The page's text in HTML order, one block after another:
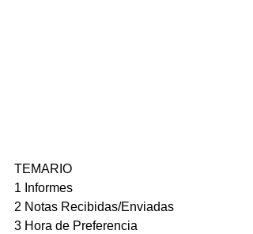
TEMARIO
1 Informes
2 Notas Recibidas/Enviadas
3 Hora de Preferencia